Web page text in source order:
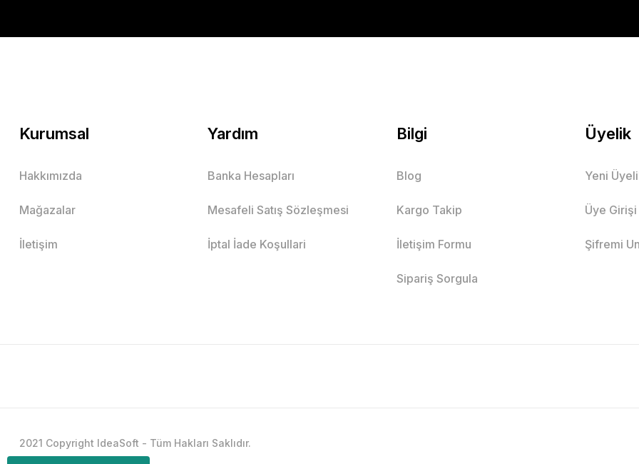
Kurumsal
Hakkımızda
Mağazalar
İletişim
Yardım
Banka Hesapları
Mesafeli Satış Sözleşmesi
İptal İade Koşullari
Bilgi
Blog
Kargo Takip
İletişim Formu
Sipariş Sorgula
Üyelik
Yeni
Üye Girişi
Şifremi
2021 Copyright IdeaSoft - Tüm Hakları Saklıdır.